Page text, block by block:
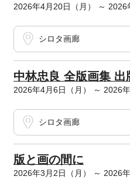
2026年4月20日（月） ～ 2026
シロタ画廊
中林忠良 全版画集 出
2026年4月6日（月） ～ 2026
シロタ画廊
版と画の間に
2026年3月2日（月） ～ 2026